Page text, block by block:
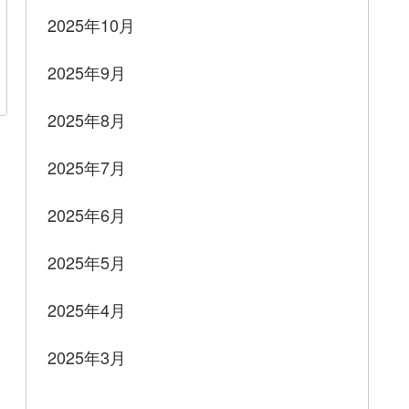
2025年10月
2025年9月
2025年8月
2025年7月
2025年6月
2025年5月
2025年4月
2025年3月